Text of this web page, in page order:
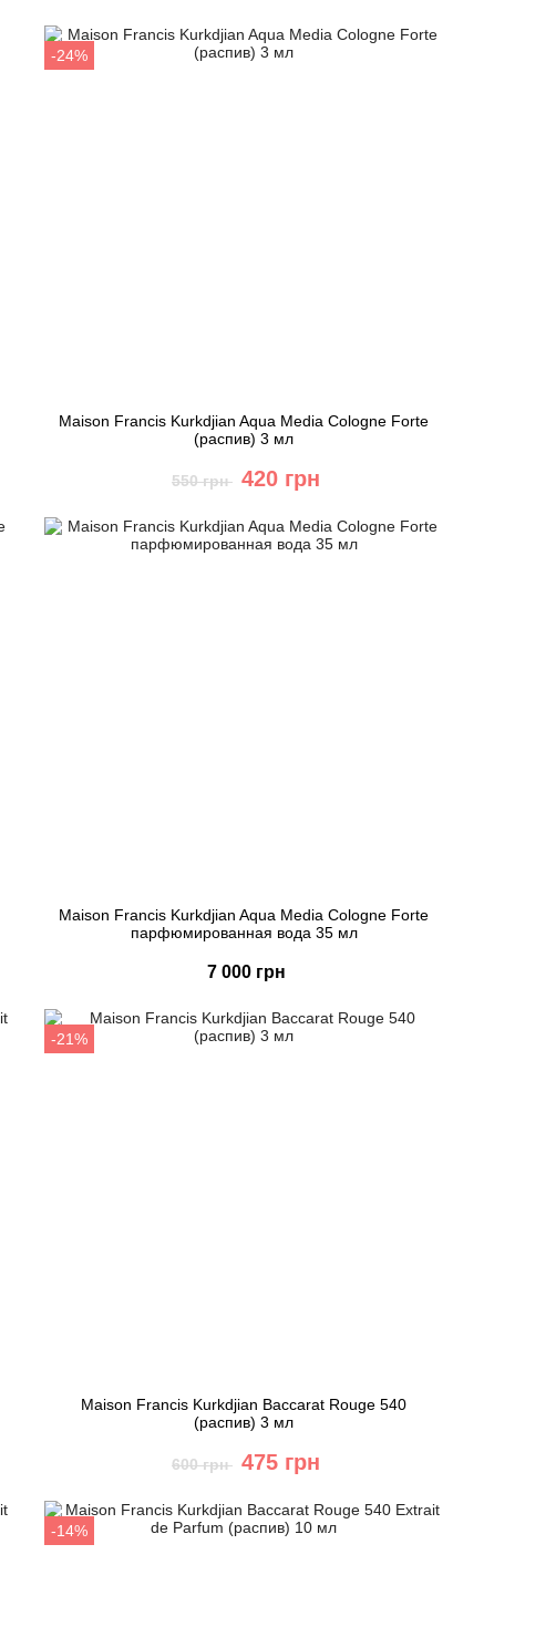
Быстрый заказ
-24%
Maison Francis Kurkdjian Aqua Media Cologne Forte
(распив) 3 мл
550 грн 420 грн
Быстрый заказ
Maison Francis Kurkdjian Aqua Media Cologne Forte
парфюмированная вода 35 мл
7 000 грн
Быстрый заказ
-21%
Maison Francis Kurkdjian Baccarat Rouge 540
(распив) 3 мл
600 грн 475 грн
Быстрый заказ
-14%